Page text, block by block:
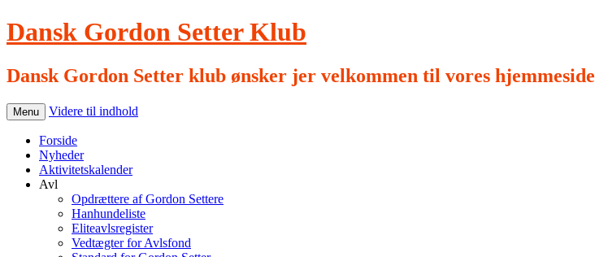
Dansk Gordon Setter Klub
Dansk Gordon Setter klub ønsker jer velkommen til vores hjemmeside
Menu Videre til indhold
Forside
Nyheder
Aktivitetskalender
Avl
Opdrættere af Gordon Settere
Hanhundeliste
Eliteavlsregister
Vedtægter for Avlsfond